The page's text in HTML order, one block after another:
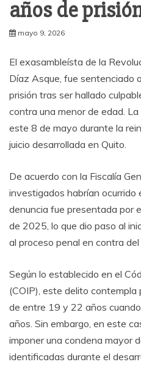
años de
mayo 9, 2026
El exasambleísta de la
Díaz Asque , fue sentenciado
prisión tras ser hallado
contra una menor de edad.
este 8 de mayo durante la
juicio desarrollada en Quito
De acuerdo con la Fiscalía
investigados habrían ocurrido
denuncia fue presentada por
de 2025, lo que dio paso al
al proceso penal en contra del
Según lo establecido en el
(COIP), este delito
de entre 19 y 22 años
años. Sin embargo, en este
imponer una condena mayor
identificadas durante el